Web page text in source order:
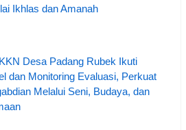
Ikhlas dan Amanah
Desa Padang Rubek Ikuti
dan Monitoring Evaluasi, Perkuat
Melalui Seni, Budaya, dan